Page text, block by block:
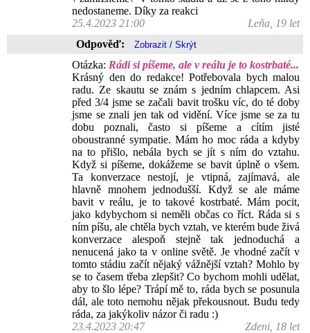
nedostaneme. Díky za reakci
25.4.2023 21:00
Leňa, 19 let
Odpověď:
Otázka: Rádi si píšeme, ale v reálu je to kostrbaté...
Krásný den do redakce! Potřebovala bych malou
radu. Ze skautu se znám s jedním chlapcem. Asi
před 3/4 jsme se začali bavit trošku víc, do té doby
jsme se znali jen tak od vidění. Více jsme se za tu
dobu poznali, často si píšeme a cítím jisté
oboustranné sympatie. Mám ho moc ráda a kdyby
na to přišlo, nebála bych se jít s ním do vztahu.
Když si píšeme, dokážeme se bavit úplně o všem.
Ta konverzace nestojí, je vtipná, zajímavá, ale
hlavně mnohem jednodušší. Když se ale máme
bavit v reálu, je to takové kostrbaté. Mám pocit,
jako kdybychom si neměli občas co říct. Ráda si s
ním píšu, ale chtěla bych vztah, ve kterém bude živá
konverzace alespoň stejně tak jednoduchá a
nenucená jako ta v online světě. Je vhodné začít v
tomto stádiu začít nějaký vážnější vztah? Mohlo by
se to časem třeba zlepšit? Co bychom mohli udělat,
aby to šlo lépe? Trápí mě to, ráda bych se posunula
dál, ale toto nemohu nějak překousnout. Budu tedy
ráda, za jakýkoliv názor či radu :)
23.4.2023 20:47
Zdeni, 18 let